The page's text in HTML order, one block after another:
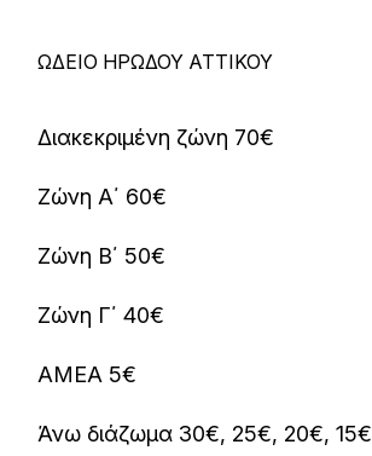
ΩΔΕΙΟ ΗΡΩΔΟΥ ΑΤΤΙΚΟΥ
Διακεκριμένη ζώνη 70€
Ζώνη Α΄ 60€
Ζώνη Β΄ 50€
Ζώνη Γ΄ 40€
ΑΜΕΑ 5€
Άνω διάζωμα 30€, 25€, 20€, 15€